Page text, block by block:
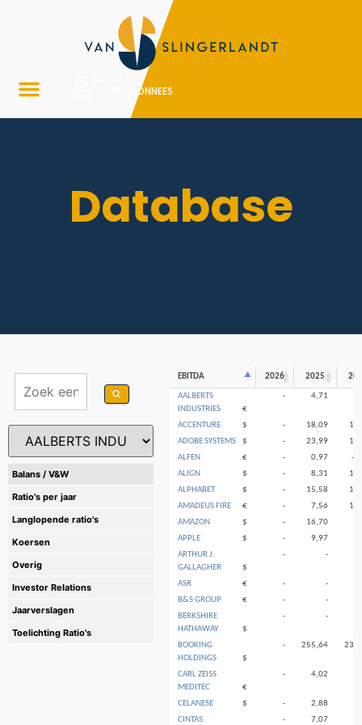
VOOR ABONNEES
Database
Balans / V&W
Ratio's per jaar
Langlopende ratio's
Koersen
Overig
Investor Relations
Jaarverslagen
Toelichting Ratio's
AALBERTS
INDUSTRIES
€
- 4,71
ACCENTURE $ - 18,09
ADOBE SYSTEMS
$ - 23,99
ALFEN
€ - 0,97
-
ALIGN
$ - 8,31
ALPHABET
$ - 15,58
AMADEUS FIRE
€ - 7,56
AMAZON
$ - 16,70
APPLE
$ - 9,97
ARTHUR J.
GALLAGHER
$
- -
ASR € -
-
B&S GROUP
€ - -
BERKSHIRE
HATHAWAY
$
- -
BOOKING
HOLDINGS
$
- 255,64
CARL ZEISS
MEDITEC
€
- 4,02
CELANESE $ - 2,88
CINTAS
- 7,07
EBITDA 2026 2025